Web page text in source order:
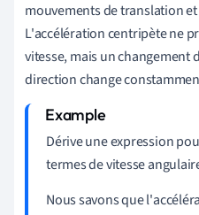
mouvements de translation
L'accélération centripète ne
vitesse, mais un changement
direction change
Dérive une expression
termes de vitesse
Nous savons que